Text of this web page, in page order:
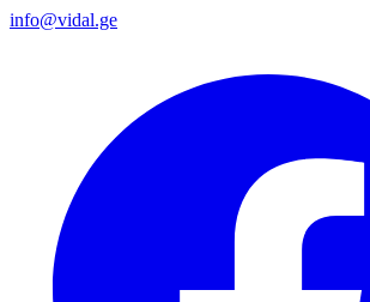
info@vidal.ge